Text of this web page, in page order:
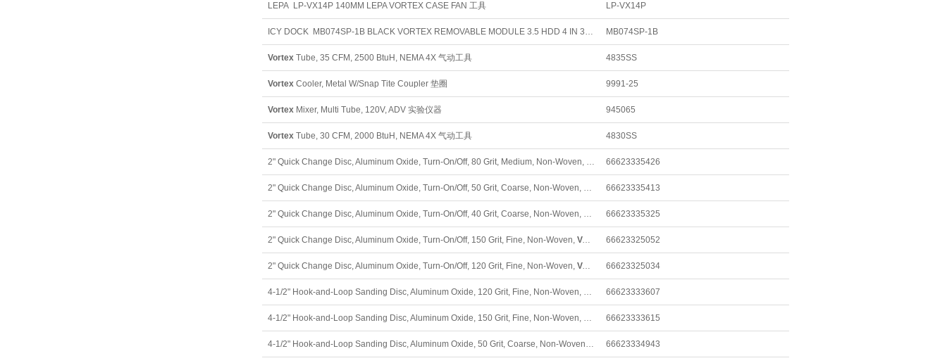
LEPA LP-VX14P 140MM LEPA VORTEX CASE FAN 工具 LP-VX14P
ICY DOCK MB074SP-1B BLACK VORTEX REMOVABLE MODULE 3.5 HDD 4 IN 3 HOT SWAP 工具 MB074SP-1B
Vortex Tube, 35 CFM, 2500 BtuH, NEMA 4X 气动工具 4835SS
Vortex Cooler, Metal W/Snap Tite Coupler 垫圈 9991-25
Vortex Mixer, Multi Tube, 120V, ADV 实验仪器 945065
Vortex Tube, 30 CFM, 2000 BtuH, NEMA 4X 气动工具 4830SS
2" Quick Change Disc, Aluminum Oxide, Turn-On/Off, 80 Grit, Medium, Non-Woven,
VortexRapid Prep 磨料砂光盘和套件快速更换光盘
66623335426
2" Quick Change Disc, Aluminum Oxide, Turn-On/Off, 50 Grit, Coarse, Non-Woven,
VortexRapid Prep 磨料砂光盘和套件快速更换光盘
66623335413
2" Quick Change Disc, Aluminum Oxide, Turn-On/Off, 40 Grit, Coarse, Non-Woven,
VortexRapid Prep 磨料砂光盘和套件快速更换光盘
66623335325
2" Quick Change Disc, Aluminum Oxide, Turn-On/Off, 150 Grit, Fine, Non-Woven, Vortex Rapid Prep, EA1 磨料砂光盘和套件快速更换光盘
66623325052
2" Quick Change Disc, Aluminum Oxide, Turn-On/Off, 120 Grit, Fine, Non-Woven, Vortex Rapid Prep, EA1 磨料砂光盘和套件快速更换光盘
66623325034
4-1/2" Hook-and-Loop Sanding Disc, Aluminum Oxide, 120 Grit, Fine, Non-Woven,
VortexRapid Prep, EA1 研磨砂光盘和套件钩环砂光盘
66623333607
4-1/2" Hook-and-Loop Sanding Disc, Aluminum Oxide, 150 Grit, Fine, Non-Woven,
VortexRapid Prep, EA1 研磨砂光盘和套件钩环砂光盘
66623333615
4-1/2" Hook-and-Loop Sanding Disc, Aluminum Oxide, 50 Grit, Coarse, Non-Woven,VortexRapid Prep 研磨砂光盘和套件钩环砂光盘
66623334943